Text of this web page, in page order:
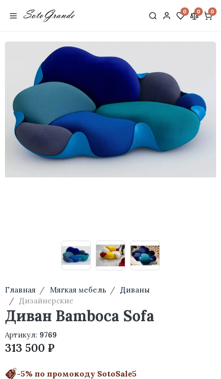
0 0 0
Главная Мягкая мебель
Диваны
Дизайнерские
Диван Bamboca Sofa
Артикул: 9769
313 500 ₽
-5% по промокоду SotoSale5